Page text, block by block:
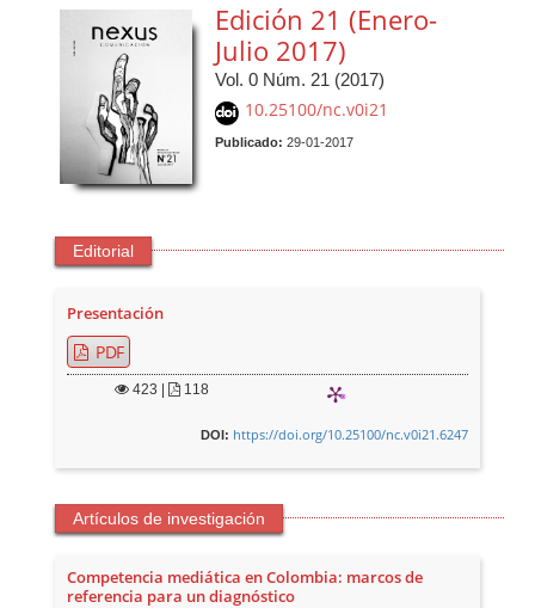
Edición 21 (Enero-
Julio 2017)
Vol. 0 Núm. 21 (2017)
10.25100/nc.v0i21
Publicado: 29-01-2017
Editorial
Presentación
PDF
423 | 118
DOI: https://doi.org/10.25100/nc.v0i21.6247
Artículos de investigación
Competencia mediática en Colombia: marcos de
referencia para un diagnóstico